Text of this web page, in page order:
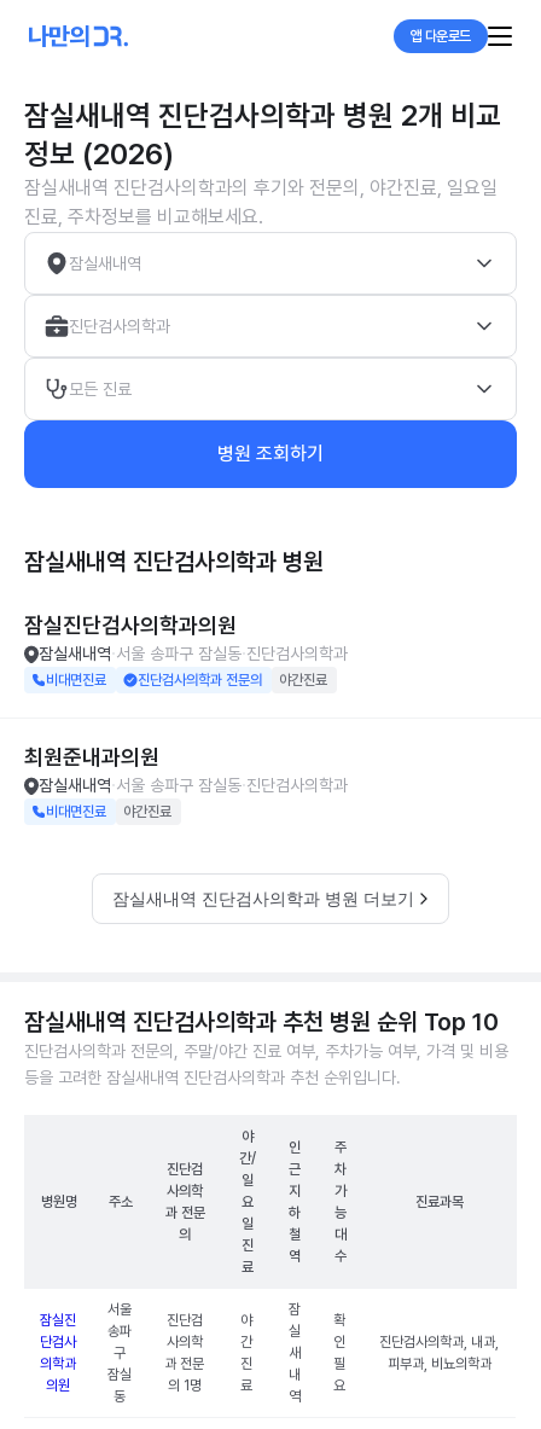
앱 다운로드
잠실새내역 진단검사의학과 병원 2개 비교
정보 (2026)
잠실새내역 진단검사의학과의 후기와 전문의, 야간진료, 일요일
진료, 주차정보를 비교해보세요.
잠실새내역
진단검사의학과
모든 진료
병원 조회하기
잠실새내역 진단검사의학과 병원
잠실진단검사의학과의원
잠실새내역 서울 송파구 잠실동 진단검사의학과
비대면진료 진단검사의학과 전문의 야간진료
최원준내과의원
잠실새내역 서울 송파구 잠실동 진단검사의학과
비대면진료 야간진료
잠실새내역 진단검사의학과 병원 더보기
잠실새내역 진단검사의학과 추천 병원 순위 Top 10
진단검사의학과 전문의, 주말/야간 진료 여부, 주차가능 여부, 가격 및 비용
등을 고려한 잠실새내역 진단검사의학과 추천 순위입니다.
병원명 주소
진단검
사의학
과 전문
의
야
간/
일
요
일
진
료
인
근
지
하
철
역
주
차
가
능
대
수
진료과목
잠실진
단검사
의학과
의원
서울
송파
구
잠실
동
진단검
사의학
과 전문
의 1명
야
간
진
료
잠
실
새
내
역
확
인
필
요
진단검사의학과, 내과,
피부과, 비뇨의학과